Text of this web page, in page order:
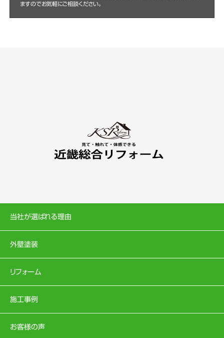
ますのでお気軽にご相談ください。
当社が選ばれる理由
外壁塗装
リフォーム
施工事例
お客様の声